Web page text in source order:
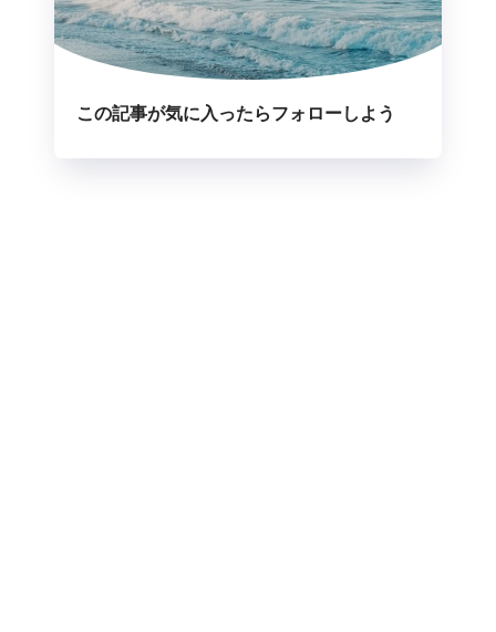
この記事が気に入ったらフォローしよう